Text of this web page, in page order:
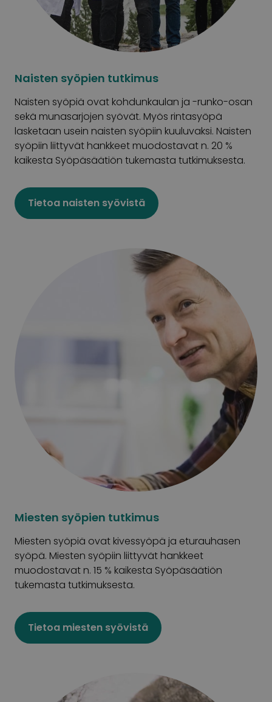
Naisten syöpien tutkimus
Naisten syöpiä ovat kohdunkaulan ja -runko-osan
sekä munasarjojen syövät. Myös rintasyöpä
lasketaan usein naisten syöpiin kuuluvaksi. Naisten
syöpiin liittyvät hankkeet muodostavat n. 20 %
kaikesta Syöpäsäätiön tukemasta tutkimuksesta.
Tietoa naisten syövistä
Miesten syöpien tutkimus
Miesten syöpiä ovat kivessyöpä ja eturauhasen
syöpä. Miesten syöpiin liittyvät hankkeet
muodostavat n. 15 % kaikesta Syöpäsäätiön
tukemasta tutkimuksesta.
Tietoa miesten syövistä